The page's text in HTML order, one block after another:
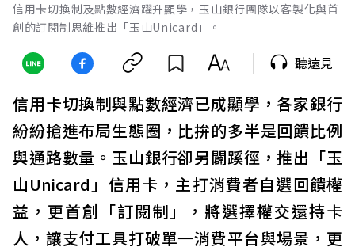
信用卡切換制及點數經濟躍升顯學，玉山銀行團隊以客製化與首
創的訂閱制思維推出「玉山Unicard」。
聽遠見
信用卡切換制與點數經濟已成顯學，各家銀行
紛紛搶進布局生態圈，比拚的多半是回饋比例
與通路數量。玉山銀行卻另闢蹊徑，推出「玉
山Unicard」信用卡，主打消費者自選回饋權
益，更首創「訂閱制」，將選擇權交還持卡
人，讓支付工具打破單一消費平台與場景，更